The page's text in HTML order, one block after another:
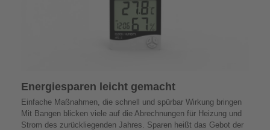
Energiesparen leicht gemacht
Einfache Maßnahmen, die schnell und spürbar Wirkung bringen
Mit Bangen blicken viele auf die Abrechnungen für Heizung und
Strom des zurückliegenden Jahres. Sparen heißt das Gebot der